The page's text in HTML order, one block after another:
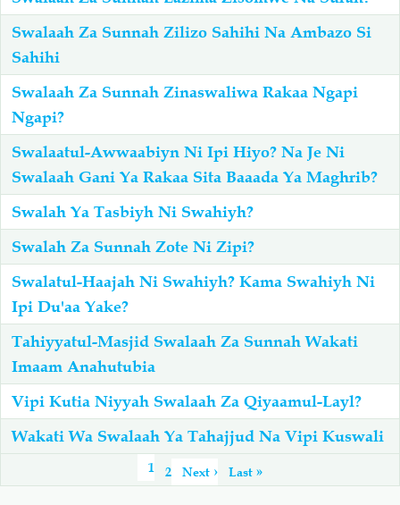
Swalaah Za Sunnah Zilizo Sahihi Na Ambazo Si
Sahihi
Swalaah Za Sunnah Zinaswaliwa Rakaa Ngapi
Ngapi?
Swalaatul-Awwaabiyn Ni Ipi Hiyo? Na Je Ni
Swalaah Gani Ya Rakaa Sita Baaada Ya Maghrib?
Swalah Ya Tasbiyh Ni Swahiyh?
Swalah Za Sunnah Zote Ni Zipi?
Swalatul-Haajah Ni Swahiyh? Kama Swahiyh Ni
Ipi Du'aa Yake?
Tahiyyatul-Masjid Swalaah Za Sunnah Wakati
Imaam Anahutubia
Vipi Kutia Niyyah Swalaah Za Qiyaamul-Layl?
Wakati Wa Swalaah Ya Tahajjud Na Vipi Kuswali
Page
1 Page
2
Next
page
Next ›
Last
page
Last »